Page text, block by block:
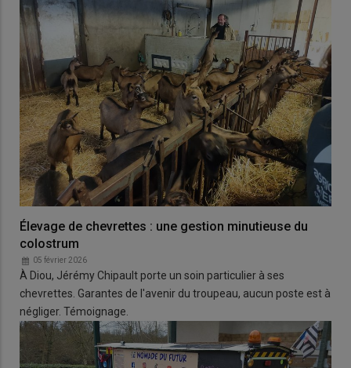
Élevage de chevrettes : une gestion minutieuse du
colostrum
05 février 2026
À Diou, Jérémy Chipault porte un soin particulier à ses
chevrettes. Garantes de l'avenir du troupeau, aucun poste est à
négliger. Témoignage.